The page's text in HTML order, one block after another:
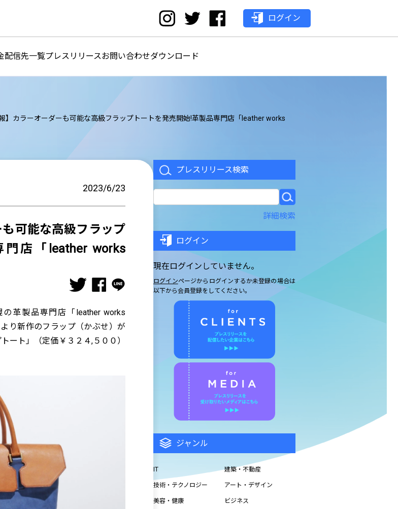
ログイン
配信先一覧プレスリリースお問い合わせダウンロード
】カラーオーダーも可能な高級フラップトートを発売開始!革製品専門店「leather works
2023/6/23
も可能な高級フラップ
店「leather works
革製品専門店「leather works
り新作のフラップ（かぶせ）が
ート」（定価￥３２４,５００）
プレスリリース検索
詳細検索
ログイン
現在ログインしていません。
ログインページからログインするか未登録の場合は
以下から会員登録をしてください。
ジャンル
IT 建築・不動産
技術・テクノロジー アート・デザイン
美容・健康 ビジネス